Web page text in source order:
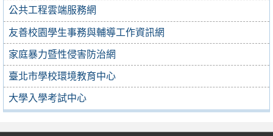
公共工程雲端服務網
友善校園學生事務與輔導工作資訊網
家庭暴力暨性侵害防治網
臺北市學校環境教育中心
大學入學考試中心